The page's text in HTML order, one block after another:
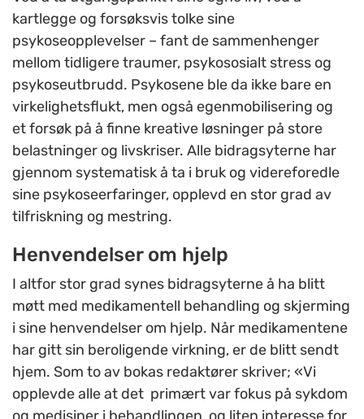
kartlegge og forsøksvis tolke sine
psykoseopplevelser – fant de sammenhenger
mellom tidligere traumer, psykososialt stress og
psykoseutbrudd. Psykosene ble da ikke bare en
virkelighetsflukt, men også egenmobilisering og
et forsøk på å finne kreative løsninger på store
belastninger og livskriser. Alle bidragsyterne har
gjennom systematisk å ta i bruk og videreforedle
sine psykoseerfaringer, opplevd en stor grad av
tilfriskning og mestring.
Henvendelser om hjelp
I altfor stor grad synes bidragsyterne å ha blitt
møtt med medikamentell behandling og skjerming
i sine henvendelser om hjelp. Når medikamentene
har gitt sin beroligende virkning, er de blitt sendt
hjem. Som to av bokas redaktører skriver; «Vi
opplevde alle at det primært var fokus på sykdom